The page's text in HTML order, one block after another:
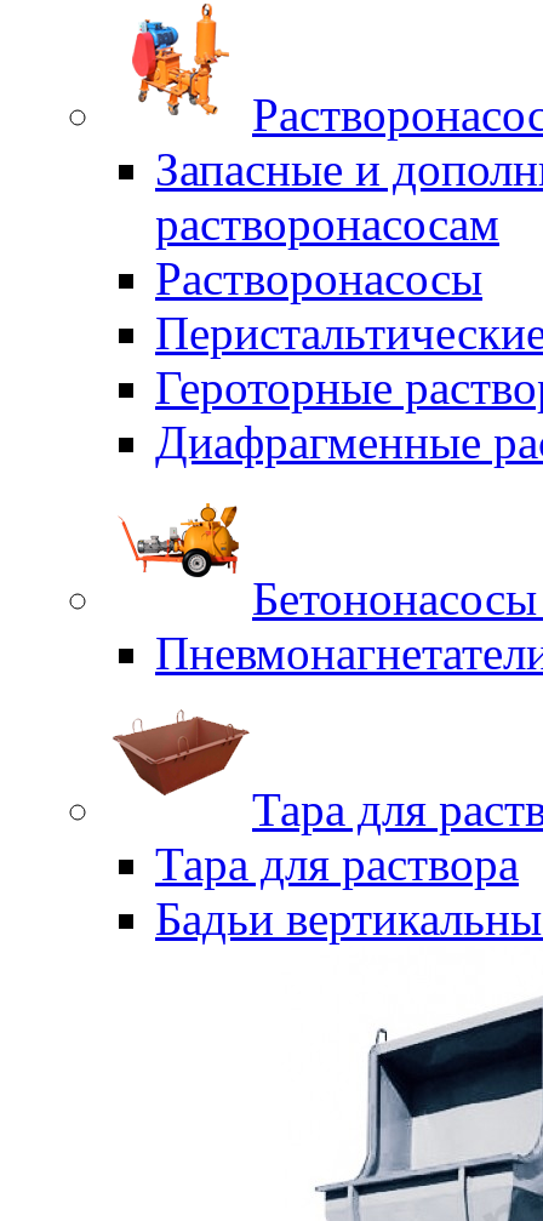
Запасные и
растворонасосам
Растворонасосы
Героторные
Диафрагменные
Тара для
Тара для раствора
Бадьи